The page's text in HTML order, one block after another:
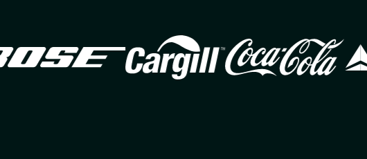
Image Image Image